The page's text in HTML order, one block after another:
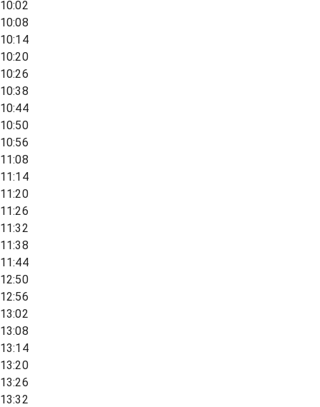
10:02
10:08
10:14
10:20
10:26
10:38
10:44
10:50
10:56
11:08
11:14
11:20
11:26
11:32
11:38
11:44
12:50
12:56
13:02
13:08
13:14
13:20
13:26
13:32